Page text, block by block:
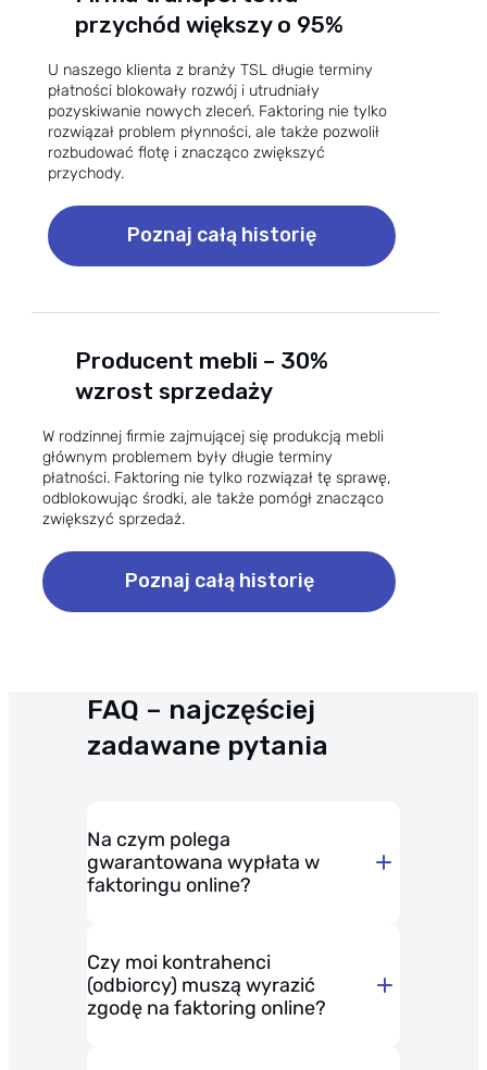
przychód większy o 95%
U naszego klienta z branży TSL długie terminy
płatności blokowały rozwój i utrudniały
pozyskiwanie nowych zleceń. Faktoring nie tylko
rozwiązał problem płynności, ale także pozwolił
rozbudować flotę i znacząco zwiększyć
przychody.
Poznaj całą historię
Producent mebli – 30%
wzrost sprzedaży
W rodzinnej firmie zajmującej się produkcją mebli
głównym problemem były długie terminy
płatności. Faktoring nie tylko rozwiązał tę sprawę,
odblokowując środki, ale także pomógł znacząco
zwiększyć sprzedaż.
Poznaj całą historię
FAQ – najczęściej
zadawane pytania
Na czym polega
gwarantowana wypłata w
faktoringu online?
Czy moi kontrahenci
(odbiorcy) muszą wyrazić
zgodę na faktoring online?